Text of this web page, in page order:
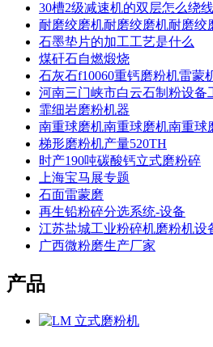
30槽2级减速机的双层怎么绕线
耐磨绞磨机耐磨绞磨机耐磨绞
石墨垫片的加工工艺是什么
煤矸石自燃煅烧
石灰石f10060重钙磨粉机雷蒙
河南三门峡市白云石制粉设备
霏细岩磨粉机器
南重球磨机南重球磨机南重球
梯形磨粉机产量520TH
时产190吨碳酸钙立式磨粉碎
上海宝马展专题
石面雷蒙磨
再生铅粉碎分选系统-设备
江苏盐城工业粉碎机磨粉机设
广西微粉磨生产厂家
产品